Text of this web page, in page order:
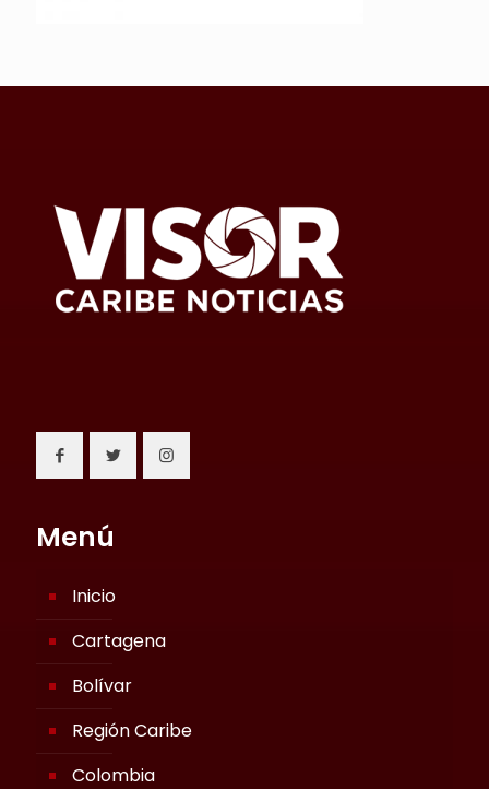
Menú
Inicio
Cartagena
Bolívar
Región Caribe
Colombia